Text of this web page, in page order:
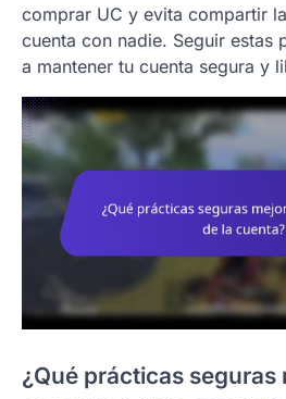
comprar UC y evita compartir
cuenta con nadie. Seguir estas
a mantener tu cuenta segura y
¿Qué prácticas seguras